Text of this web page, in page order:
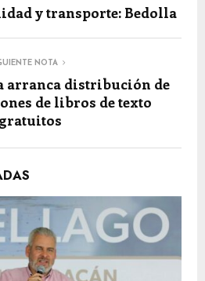
y transporte: Bedolla
NOTA
arranca distribución de
de libros de texto
gratuitos